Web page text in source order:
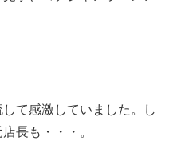
て感激していました。し
長も・・・。